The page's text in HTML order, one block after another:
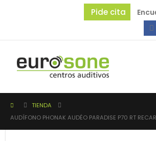
Pide cita
TIENDA
AUDÍFONO PHONAK AUDÉO PARADISE P70 RT